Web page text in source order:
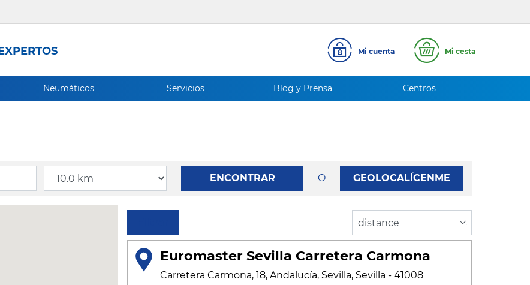
Mi cuenta Mi cesta
Neumáticos Servicios Blog y Prensa Centros
Radio ENCONTRAR O GEOLOCALÍCENME
Euromaster Sevilla Carretera Carmona
Carretera Carmona, 18, Andalucía, Sevilla, Sevilla - 41008